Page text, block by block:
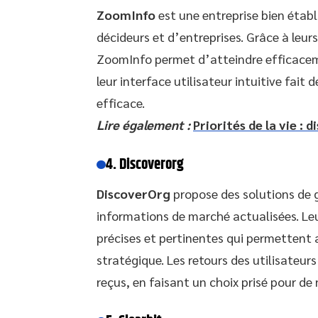
ZoomInfoest une entreprise bien
décideurs et d’entreprises. Grâce à
ZoomInfo permet d’atteindre
leur interface utilisateur intuitive fait
efficace.
Lire également : Priorités de la vie :
4. Discoverorg
DiscoverOrg propose des solutions de
informations de marché actualisées.
précises et pertinentes qui permettent
stratégique. Les retours des
reçus, en faisant un choix prisé pour de